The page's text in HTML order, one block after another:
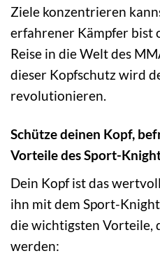
Ziele konzentrieren
erfahrener Kämpfer bist
Reise in die Welt des
dieser Kopfschutz wird
revolutionieren.
Schütze deinen Kopf,
Vorteile des Sport-
Dein Kopf ist das
ihn mit dem Sport-
die wichtigsten Vorteile,
werden: